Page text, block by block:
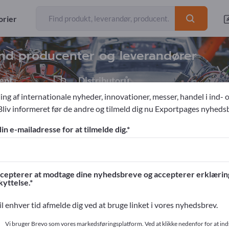
producenter og leverandører
Distributorů
1
eksportører
17
>> start her
dine produkter på Exportpages.
her
af internationale nyheder, innovationer, messer, handel i ind-
informeret før de andre og tilmeld dig nu Exportpages
e-mailadresse for at tilmelde dig.
at modtage dine nyhedsbreve og accepterer
enhver tid afmelde dig ved at bruge linket i vores nyhedsbrev.
Vi bruger Brevo som vores markedsføringsplatform. Ved at klikke nedenfor for at